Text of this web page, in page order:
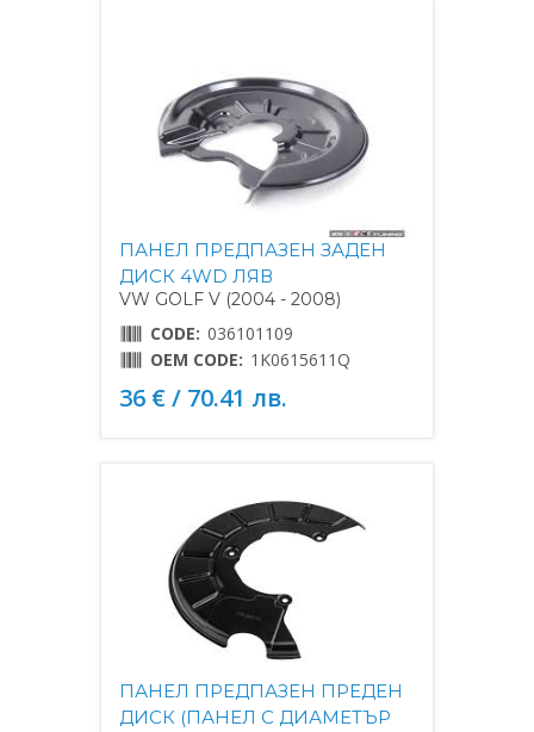
ПАНЕЛ ПРЕДПАЗЕН ЗАДЕН
ДИСК 4WD ЛЯВ
VW GOLF V (2004 - 2008)
CODE: 036101109
OEM CODE: 1K0615611Q
36 € / 70.41 лв.
ПАНЕЛ ПРЕДПАЗЕН ПРЕДЕН
ДИСК (ПАНЕЛ С ДИАМЕТЪР